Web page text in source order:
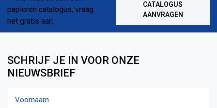
CATALOGUS
AANVRAGEN
SCHRIJF JE IN VOOR ONZE
NIEUWSBRIEF